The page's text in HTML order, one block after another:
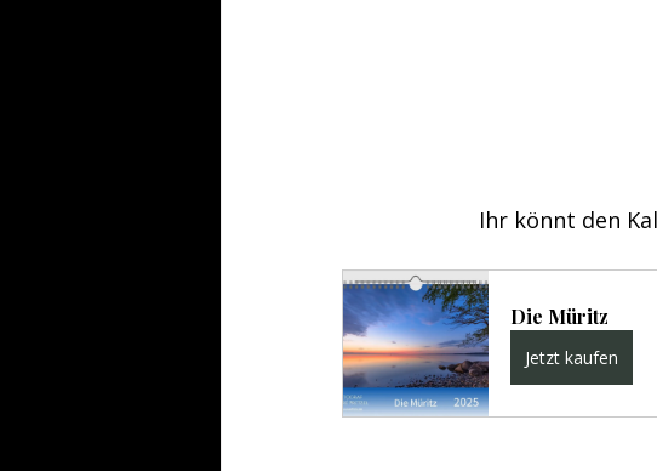
Ihr könnt den
Die Müritz
Jetzt kaufen